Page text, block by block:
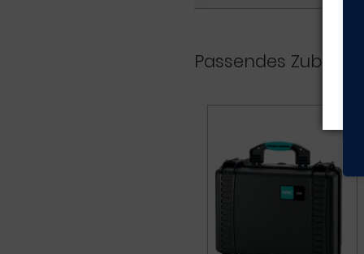
Passendes Zubehör